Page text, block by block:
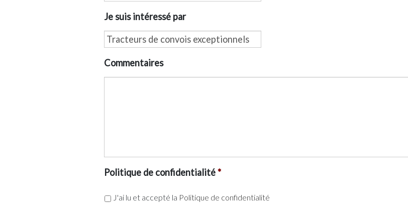
Je suis intéressé par
Commentaires
Politique de confidentialité*
J'ai lu et accepté la Politique de confidentialité